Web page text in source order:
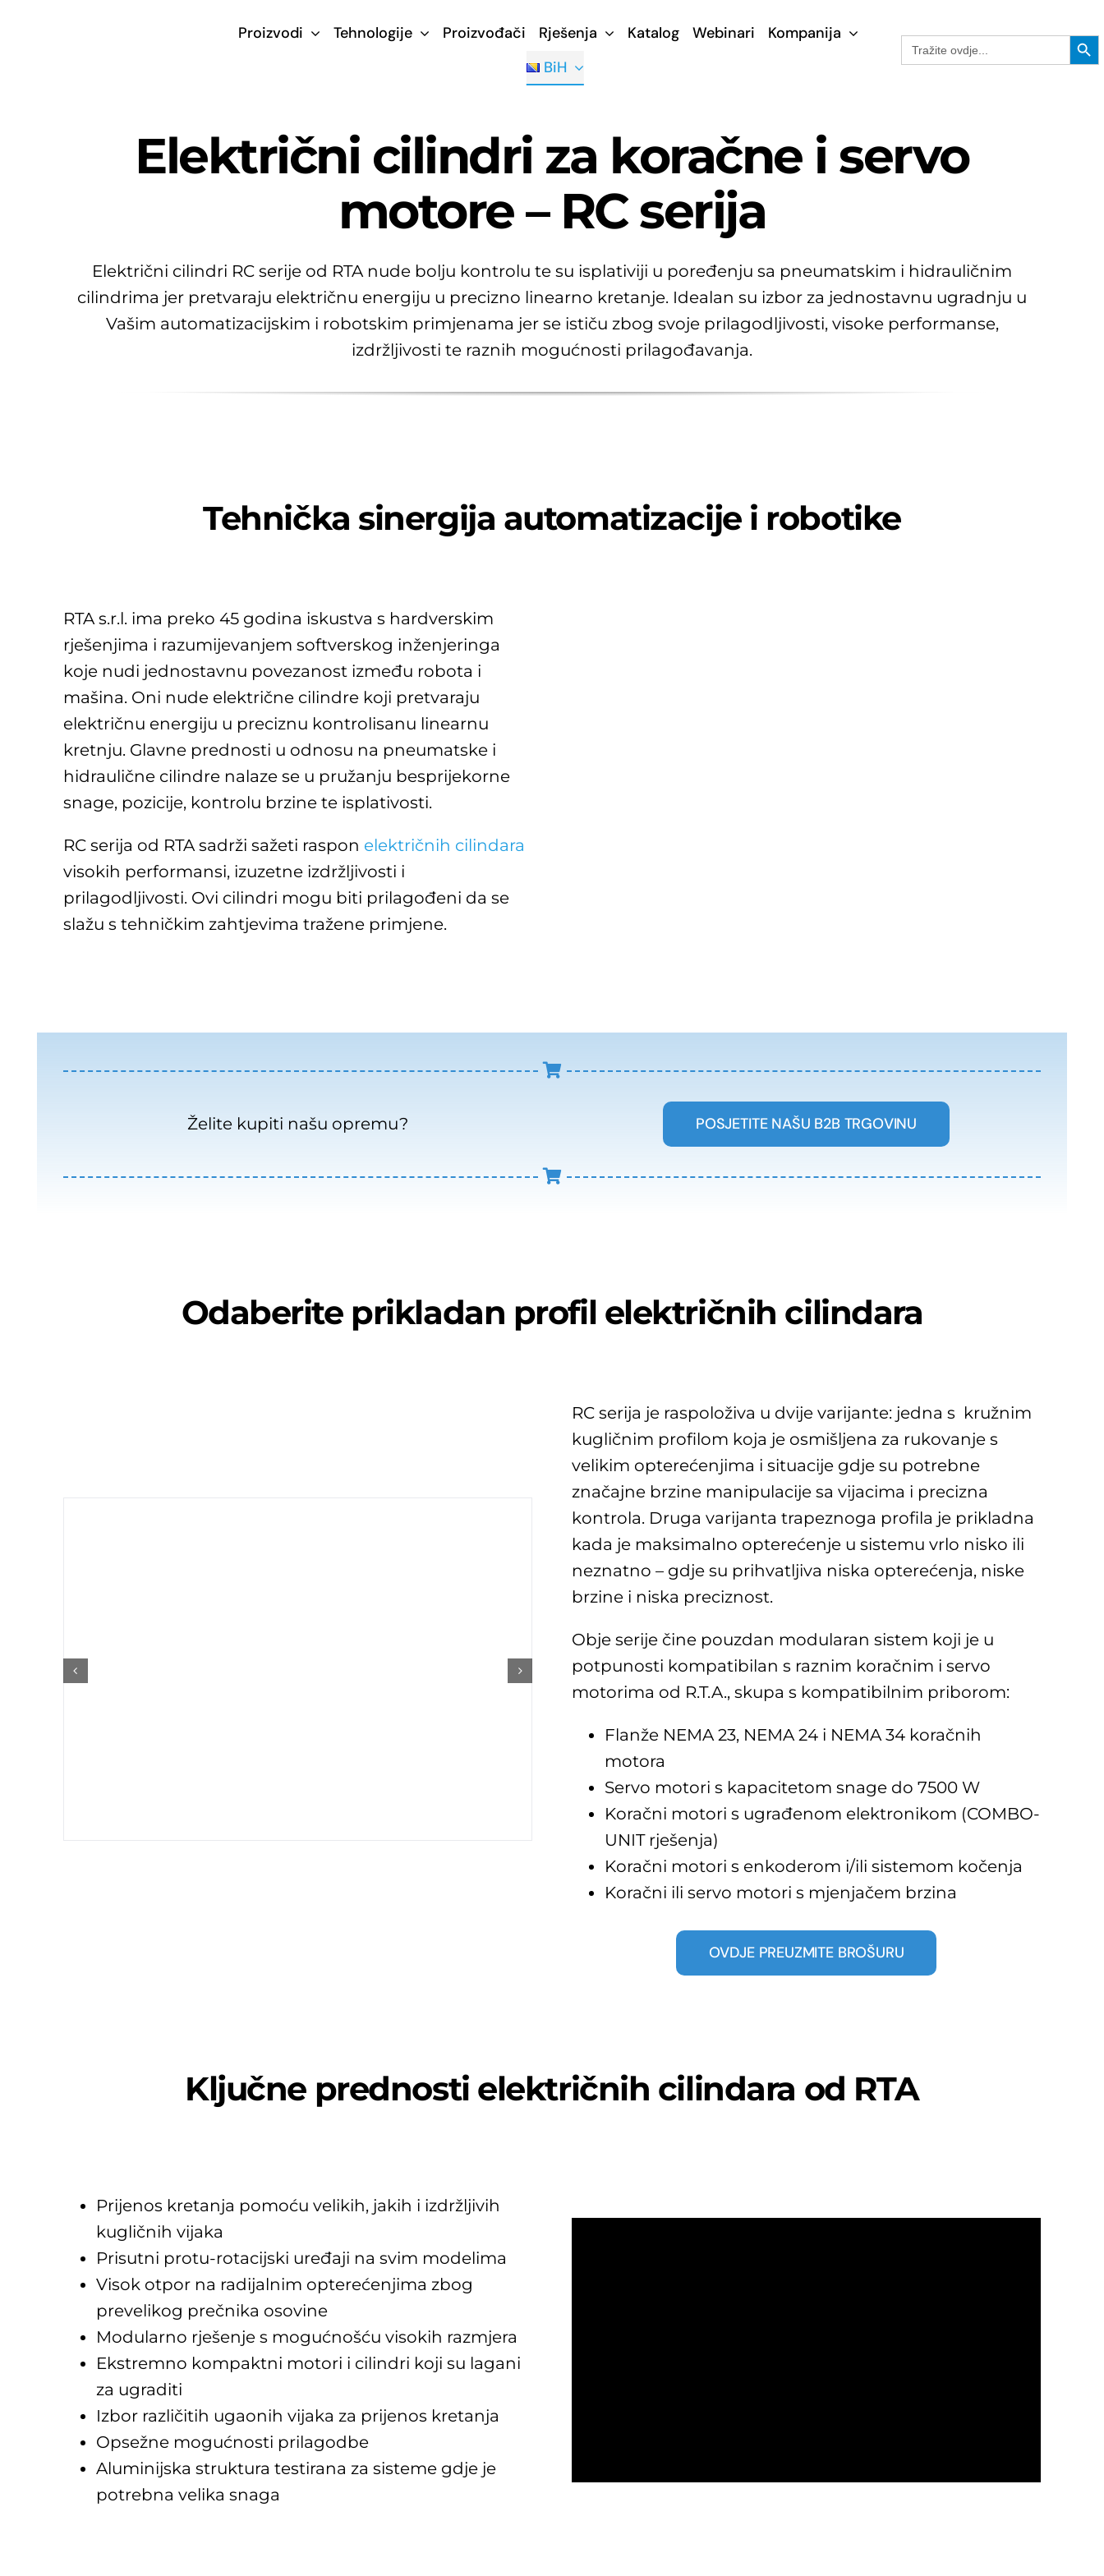
Proizvodi Tehnologije Proizvođači Rješenja Katalog Webinari
Kompanija
BiH
Search
for:
Search Button
Električni cilindri za koračne i servo
motore – RC serija
Električni cilindri RC serije od RTA nude bolju kontrolu te su isplativiji u poređenju sa pneumatskim i hidrauličnim
cilindrima jer pretvaraju električnu energiju u precizno linearno kretanje. Idealan su izbor za jednostavnu ugradnju u
Vašim automatizacijskim i robotskim primjenama jer se ističu zbog svoje prilagodljivosti, visoke performanse,
izdržljivosti te raznih mogućnosti prilagođavanja.
Tehnička sinergija automatizacije i robotike
RTA s.r.l. ima preko 45 godina iskustva s hardverskim
rješenjima i razumijevanjem softverskog inženjeringa
koje nudi jednostavnu povezanost između robota i
mašina. Oni nude električne cilindre koji pretvaraju
električnu energiju u preciznu kontrolisanu linearnu
kretnju. Glavne prednosti u odnosu na pneumatske i
hidraulične cilindre nalaze se u pružanju besprijekorne
snage, pozicije, kontrolu brzine te isplativosti.
RC serija od RTA sadrži sažeti raspon električnih cilindara
visokih performansi, izuzetne izdržljivosti i
prilagodljivosti. Ovi cilindri mogu biti prilagođeni da se
slažu s tehničkim zahtjevima tražene primjene.
Želite kupiti našu opremu? POSJETITE NAŠU B2B TRGOVINU
Odaberite prikladan profil električnih cilindara
RC serija je raspoloživa u dvije varijante: jedna s kružnim
kugličnim profilom koja je osmišljena za rukovanje s
velikim opterećenjima i situacije gdje su potrebne
značajne brzine manipulacije sa vijacima i precizna
kontrola. Druga varijanta trapeznoga profila je prikladna
kada je maksimalno opterećenje u sistemu vrlo nisko ili
neznatno – gdje su prihvatljiva niska opterećenja, niske
brzine i niska preciznost.
Obje serije čine pouzdan modularan sistem koji je u
potpunosti kompatibilan s raznim koračnim i servo
motorima od R.T.A., skupa s kompatibilnim priborom:
Flanže NEMA 23, NEMA 24 i NEMA 34 koračnih
motora
Servo motori s kapacitetom snage do 7500 W
Koračni motori s ugrađenom elektronikom (COMBO-
UNIT rješenja)
Koračni motori s enkoderom i/ili sistemom kočenja
Koračni ili servo motori s mjenjačem brzina
OVDJE PREUZMITE BROŠURU
Ključne prednosti električnih cilindara od RTA
Prijenos kretanja pomoću velikih, jakih i izdržljivih
kugličnih vijaka
Prisutni protu-rotacijski uređaji na svim modelima
Visok otpor na radijalnim opterećenjima zbog
prevelikog prečnika osovine
Modularno rješenje s mogućnošću visokih razmjera
Ekstremno kompaktni motori i cilindri koji su lagani
za ugraditi
Izbor različitih ugaonih vijaka za prijenos kretanja
Opsežne mogućnosti prilagodbe
Aluminijska struktura testirana za sisteme gdje je
potrebna velika snaga